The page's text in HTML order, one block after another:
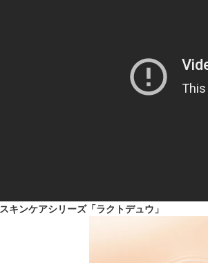
スキンケアシリーズ「ラクトデュウ」